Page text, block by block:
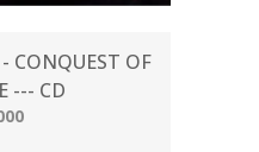
CONQUEST OF
--- CD